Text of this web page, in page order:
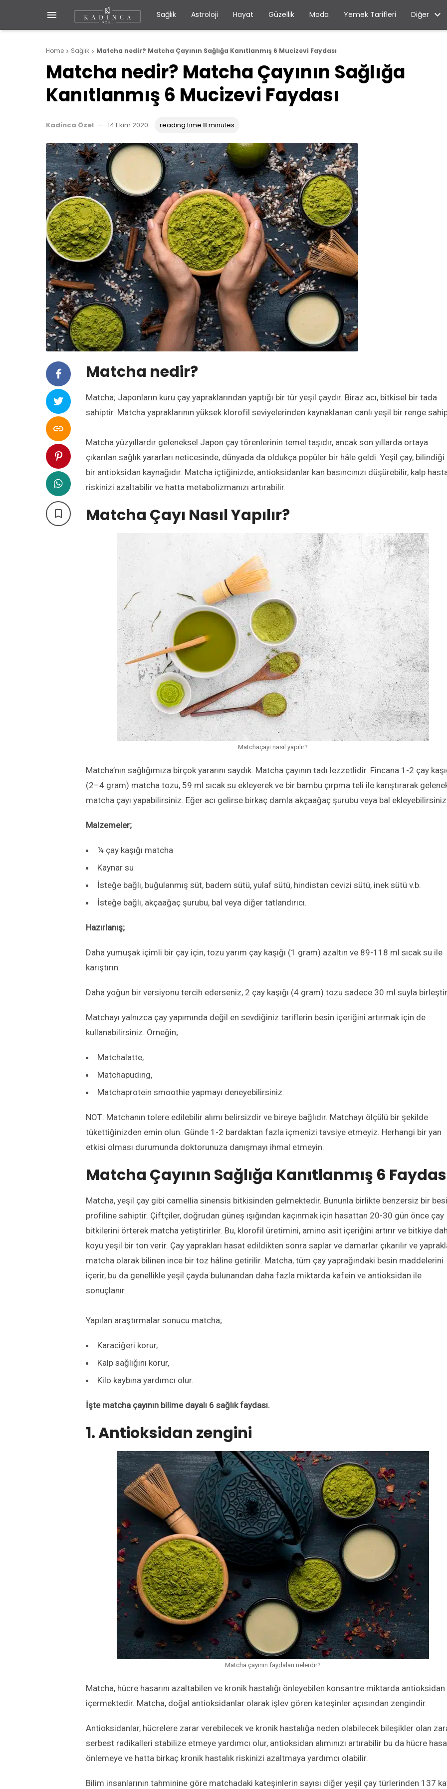
 Sağlık Astroloji Hayat Güzellik Moda Yemek Tarifleri Diğer
Home  Sağlık  Matcha nedir? Matcha Çayının Sağlığa Kanıtlanmış 6 Mucizevi Faydası
Matcha nedir? Matcha Çayının Sağlığa
Kanıtlanmış 6 Mucizevi Faydası
Kadinca Özel — 14 Ekim 2020 reading time 8 minutes


Matcha nedir?
Matcha; Japonların kuru çay yapraklarından yaptığı bir tür yeşil çaydır. Biraz acı, bitkisel bir tada
sahiptir. Matcha yapraklarının yüksek klorofil seviyelerinden kaynaklanan canlı yeşil bir renge
Matcha yüzyıllardır geleneksel Japon çay törenlerinin temel taşıdır, ancak son yıllarda ortaya
çıkarılan sağlık yararları neticesinde, dünyada da oldukça popüler bir hâle geldi. Yeşil çay, bilindiği
bir antioksidan kaynağıdır. Matcha içtiğinizde, antioksidanlar kan basıncınızı düşürebilir, kalp
riskinizi azaltabilir ve hatta metabolizmanızı artırabilir.
Matcha Çayı Nasıl Yapılır?
Matchaçayı nasıl yapılır?
Matcha’nın sağlığımıza birçok yararını saydık. Matcha çayının tadı lezzetlidir. Fincana 1-2 çay
(2–4 gram) matcha tozu, 59 ml sıcak su ekleyerek ve bir bambu çırpma teli ile karıştırarak
matcha çayı yapabilirsiniz. Eğer acı gelirse birkaç damla akçaağaç şurubu veya bal ekle
Malzemeler;
¼ çay kaşığı matcha
Kaynar su
İsteğe bağlı, buğulanmış süt, badem sütü, yulaf sütü, hindistan cevizi sütü, inek sütü v.b.
İsteğe bağlı, akçaağaç şurubu, bal veya diğer tatlandırıcı.
Hazırlanış;
Daha yumuşak içimli bir çay için, tozu yarım çay kaşığı (1 gram) azaltın ve 89-118 ml sıcak su ile
karıştırın.
Daha yoğun bir versiyonu tercih ederseniz, 2 çay kaşığı (4 gram) tozu sadece 30 ml suyla
Matchayı yalnızca çay yapımında değil en sevdiğiniz tariflerin besin içeriğini artırmak için de
kullanabilirsiniz. Örneğin;
Matchalatte,
Matchapuding,
Matchaprotein smoothie yapmayı deneyebilirsiniz.
NOT: Matchanın tolere edilebilir alımı belirsizdir ve bireye bağlıdır. Matchayı ölçülü bir şekilde
tükettiğinizden emin olun. Günde 1-2 bardaktan fazla içmenizi tavsiye etmeyiz. Herhangi bir yan
etkisi olması durumunda doktorunuza danışmayı ihmal etmeyin.
Matcha Çayının Sağlığa Kanıtlanmış 6
Matcha, yeşil çay gibi camellia sinensis bitkisinden gelmektedir. Bununla birlikte benzersiz bir
profiline sahiptir. Çiftçiler, doğrudan güneş ışığından kaçınmak için hasattan 20-30 gün önce çay
bitkilerini örterek matcha yetiştirirler. Bu, klorofil üretimini, amino asit içeriğini artırır ve bitkiye
koyu yeşil bir ton verir. Çay yaprakları hasat edildikten sonra saplar ve damarlar çıkarılır ve
matcha olarak bilinen ince bir toz hâline getirilir. Matcha, tüm çay yaprağındaki besin maddelerini
içerir, bu da genellikle yeşil çayda bulunandan daha fazla miktarda kafein ve antioksidan ile
sonuçlanır.
Yapılan araştırmalar sonucu matcha;
Karaciğeri korur,
Kalp sağlığını korur,
Kilo kaybına yardımcı olur.
İşte matcha çayının bilime dayalı 6 sağlık faydası.
1.Antioksidan zengini
Matcha çayının faydaları nelerdir?
Matcha, hücre hasarını azaltabilen ve kronik hastalığı önleyebilen konsantre miktarda antioksidan
içermektedir. Matcha, doğal antioksidanlar olarak işlev gören kateşinler açısından zengindir.
Antioksidanlar, hücrelere zarar verebilecek ve kronik hastalığa neden olabilecek bileşikler olan
serbest radikalleri stabilize etmeye yardımcı olur, antioksidan alımınızı artırabilir bu da hücre
önlemeye ve hatta birkaç kronik hastalık riskinizi azaltmaya yardımcı olabilir.
Bilim insanlarının tahminine göre matchadaki kateşinlerin sayısı diğer yeşil çay türlerinden 137